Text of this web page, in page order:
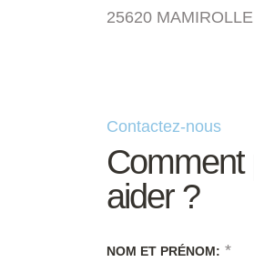
25620 MAMIROLLE
Contactez-nous
Comment
aider ?
NOM ET PRÉNOM: *